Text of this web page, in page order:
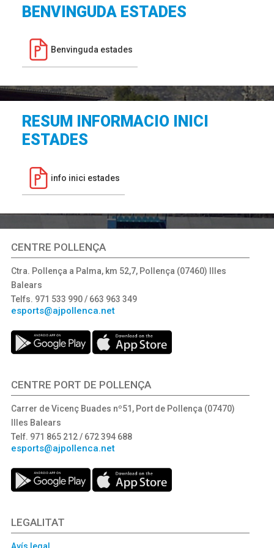
BENVINGUDA ESTADES
Benvinguda estades
RESUM INFORMACIO INICI
ESTADES
info inici estades
CENTRE POLLENÇA
Ctra. Pollença a Palma, km 52,7, Pollença (07460) Illes
Balears
Telfs. 971 533 990 / 663 963 349
esports@ajpollenca.net
CENTRE PORT DE POLLENÇA
Carrer de Vicenç Buades nº51, Port de Pollença (07470)
Illes Balears
Telf. 971 865 212 / 672 394 688
esports@ajpollenca.net
LEGALITAT